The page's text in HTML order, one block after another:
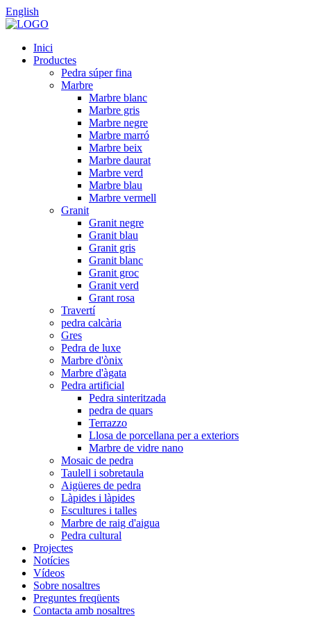
English
Inici
Productes
Pedra súper fina
Marbre
Marbre blanc
Marbre gris
Marbre negre
Marbre marró
Marbre beix
Marbre daurat
Marbre verd
Marbre blau
Marbre vermell
Granit
Granit negre
Granit blau
Granit gris
Granit blanc
Granit groc
Granit verd
Grant rosa
Travertí
pedra calcària
Gres
Pedra de luxe
Marbre d'ònix
Marbre d'àgata
Pedra artificial
Pedra sinteritzada
pedra de quars
Terrazzo
Llosa de porcellana per a exteriors
Marbre de vidre nano
Mosaic de pedra
Taulell i sobretaula
Aigüeres de pedra
Làpides i làpides
Escultures i talles
Marbre de raig d'aigua
Pedra cultural
Projectes
Notícies
Vídeos
Sobre nosaltres
Preguntes freqüents
Contacta amb nosaltres